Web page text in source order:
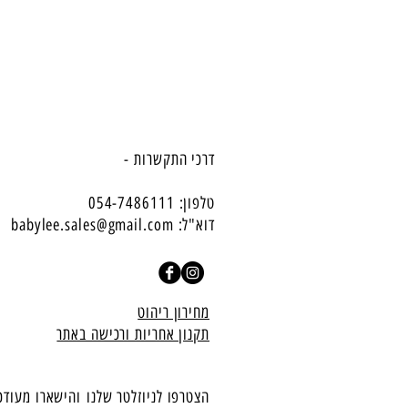
דרכי התקשרות -
טלפון: 054-7486111
דוא"ל: babylee.sales@gmail.com
מחירון ריהוט
תקנון אחריות ורכישה באתר
הצטרפו לניוזלטר שלנו ​והישארו